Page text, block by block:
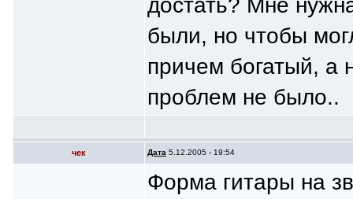
были, но чтобы
причем богатый, а
проблем не было..
чек Дата 5.12.2005 - 19:54
Форма гитары на